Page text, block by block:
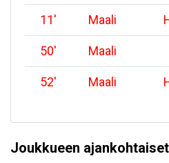
11' Maali
50' Maali
52' Maali
Joukkueen